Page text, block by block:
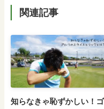
関連記事
知らなきゃ恥ずかしい！ゴ